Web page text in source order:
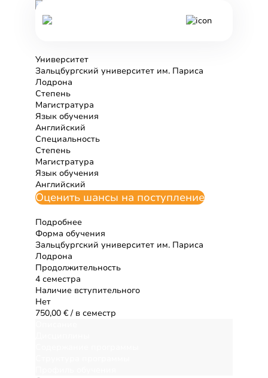
Прикладная
Университет
Зальцбургский университет им. Париса
Лодрона
Степень
Магистратура
Язык обучения
Английский
Специальность
Степень
Магистратура
Язык обучения
Английский
Оценить шансы на поступление
Подробнее
Форма обучения
Зальцбургский университет им. Париса
Лодрона
Продолжительность
4 семестра
Наличие вступительного
Нет
750,00 € / в семестр